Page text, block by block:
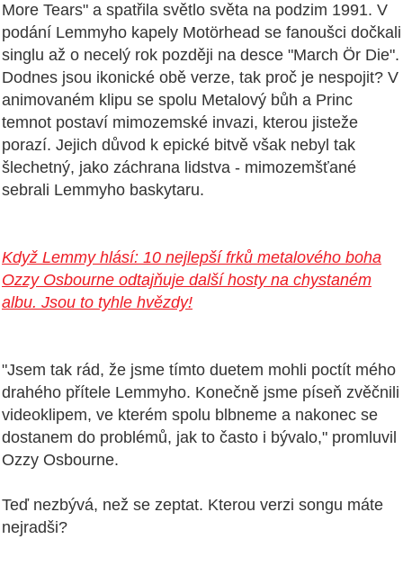
More Tears" a spatřila světlo světa na podzim 1991. V
podání Lemmyho kapely Motörhead se fanoušci dočkali
singlu až o necelý rok později na desce "March Ör Die".
Dodnes jsou ikonické obě verze, tak proč je nespojit? V
animovaném klipu se spolu Metalový bůh a Princ
temnot postaví mimozemské invazi, kterou jisteže
porazí. Jejich důvod k epické bitvě však nebyl tak
šlechetný, jako záchrana lidstva - mimozemšťané
sebrali Lemmyho baskytaru.
Když Lemmy hlásí: 10 nejlepší frků metalového boha
Ozzy Osbourne odtajňuje další hosty na chystaném
albu. Jsou to tyhle hvězdy!
"Jsem tak rád, že jsme tímto duetem mohli poctít mého
drahého přítele Lemmyho. Konečně jsme píseň zvěčnili
videoklipem, ve kterém spolu blbneme a nakonec se
dostanem do problémů, jak to často i bývalo," promluvil
Ozzy Osbourne.
Teď nezbývá, než se zeptat. Kterou verzi songu máte
nejradši?